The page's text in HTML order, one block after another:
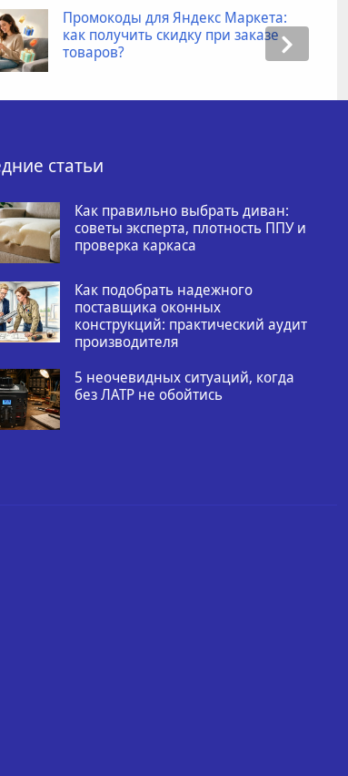
Промокоды для Яндекс Маркета:
как получить скидку при заказе
товаров?
статьи
Как правильно выбрать диван:
советы эксперта, плотность ППУ и
проверка каркаса
Как подобрать надежного
поставщика оконных
конструкций: практический аудит
производителя
5 неочевидных ситуаций, когда
без ЛАТР не обойтись